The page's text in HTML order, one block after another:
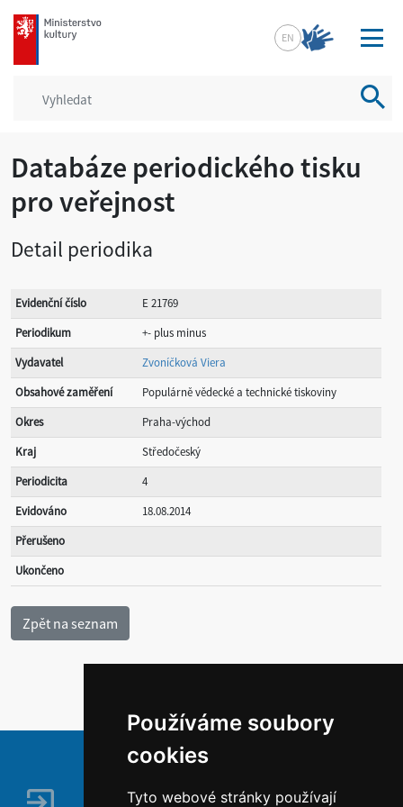
Používáme soubory
cookies
Tyto webové stránky používají
mkcr.cz
EN
Databáze periodického tisku
pro veřejnost
Detail periodika
Evidenční číslo
E 21769
Periodikum
+- plus minus
Vydavatel
Zvoníčková Viera
Obsahové zaměření
Populárně vědecké a technické tiskoviny
Okres
Praha-východ
Kraj
Středočeský
Periodicita
4
Evidováno
18.08.2014
Přerušeno
Ukončeno